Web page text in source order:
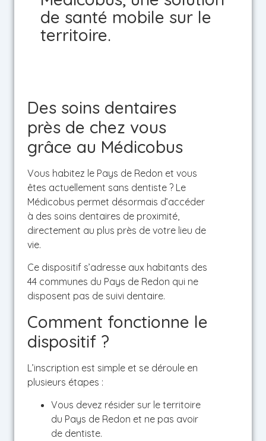
de santé mobile sur le
territoire.
Des soins dentaires
près de chez vous
grâce au Médicobus
Vous habitez le Pays de Redon et vous
êtes actuellement sans dentiste ? Le
Médicobus permet désormais d’accéder
à des soins dentaires de proximité,
directement au plus près de votre lieu de
vie.
Ce dispositif s’adresse aux habitants des
44 communes du Pays de Redon qui ne
disposent pas de suivi dentaire.
Comment fonctionne le
dispositif ?
L’inscription est simple et se déroule en
plusieurs étapes :
Vous devez résider sur le territoire
du Pays de Redon et ne pas avoir
de dentiste.